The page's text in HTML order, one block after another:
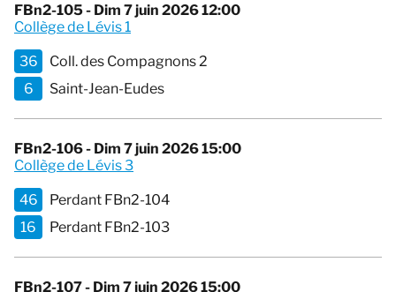
FBn2-105 - Dim 7 juin 2026 12:00
Collège de Lévis 1
36
Coll. des Compagnons 2
6
Saint-Jean-Eudes
FBn2-106 - Dim 7 juin 2026 15:00
Collège de Lévis 3
46
Perdant FBn2-104
16
Perdant FBn2-103
FBn2-107 - Dim 7 juin 2026 15:00